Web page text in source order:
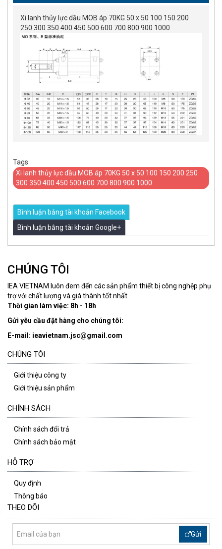
Xi lanh thủy lực dầu MOB áp 70KG 50 x 50 100 150 200
250 300 350 400 450 500 600 700 800 900 1000
Tags:
Xi lanh thủy lực dầu MOB áp 70KG 50 x 50 100 150 200 250
300 350 400 450 500 600 700 800 900 1000
Bình luận bằng tài khoản Facebook
Bình luận bằng tài khoản Google+
CHÚNG TÔI
IEA VIETNAM luôn đem đến các sản phẩm thiết bị công nghệp phụ
trợ với chất lượng và giá thành tốt nhất.
Thời gian làm việc: 8h - 18h
Gửi yêu cầu đặt hàng cho chúng tôi:
E-mail: ieavietnam.jsc@gmail.com
CHÚNG TÔI
Giới thiệu công ty
Giới thiệu sản phẩm
CHÍNH SÁCH
Chính sách đổi trả
Chính sách bảo mật
HỖ TRỢ
Quy định
Thông báo
THEO DÕI
Gửi